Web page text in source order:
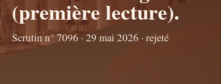
(première lecture).
Scrutin n° 7096 · 29 mai 2026 · rejeté